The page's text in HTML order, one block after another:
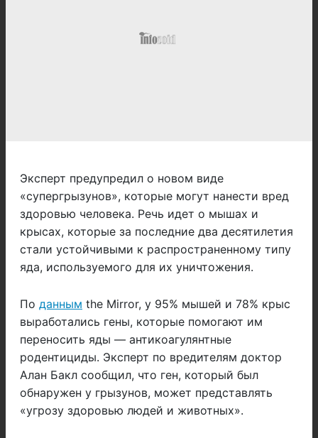
Эксперт предупредил о новом виде
«супергрызунов», которые могут нанести вред
здоровью человека. Речь идет о мышах и
крысах, которые за последние два десятилетия
стали устойчивыми к распространенному типу
яда, используемого для их уничтожения.
По данным the Mirror, у 95% мышей и 78% крыс
выработались гены, которые помогают им
переносить яды — антикоагулянтные
родентициды. Эксперт по вредителям доктор
Алан Бакл сообщил, что ген, который был
обнаружен у грызунов, может представлять
«угрозу здоровью людей и животных».